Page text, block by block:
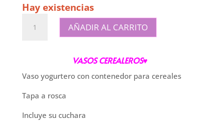
Hay existencias
Cerealero
AÑADIR AL CARRITO
VASOS CEREALEROS♥
Vaso yogurtero con contenedor para cereales
Tapa a rosca
Incluye su cuchara